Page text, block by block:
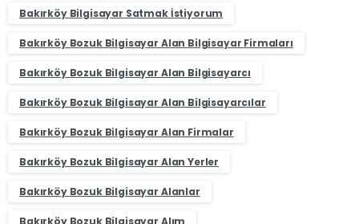
Bakırköy Bilgisayar Satmak İstiyorum
Bakırköy Bozuk Bilgisayar Alan Bilgisayar Firmaları
Bakırköy Bozuk Bilgisayar Alan Bilgisayarcı
Bakırköy Bozuk Bilgisayar Alan Bilgisayarcılar
Bakırköy Bozuk Bilgisayar Alan Firmalar
Bakırköy Bozuk Bilgisayar Alan Yerler
Bakırköy Bozuk Bilgisayar Alanlar
Bakırköy Bozuk Bilgisayar Alım